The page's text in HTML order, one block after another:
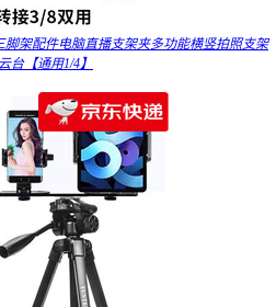
脚架配件电脑直播支架夹多功能横竖拍照支架
台【通用1/4】